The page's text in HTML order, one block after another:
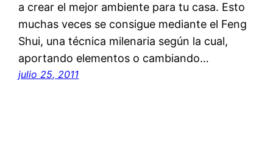
a crear el mejor ambiente para tu casa. Esto
muchas veces se consigue mediante el Feng
Shui, una técnica milenaria según la cual,
aportando elementos o cambiando…
julio 25, 2011